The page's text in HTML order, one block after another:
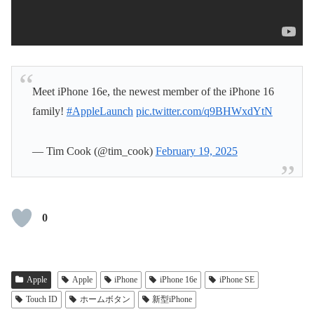
Meet iPhone 16e, the newest member of the iPhone 16
family! #AppleLaunch pic.twitter.com/q9BHWxdYtN
— Tim Cook (@tim_cook) February 19, 2025
0
Apple Apple iPhone iPhone 16e
iPhone SE
Touch ID
ホームボタン 新型iPhone